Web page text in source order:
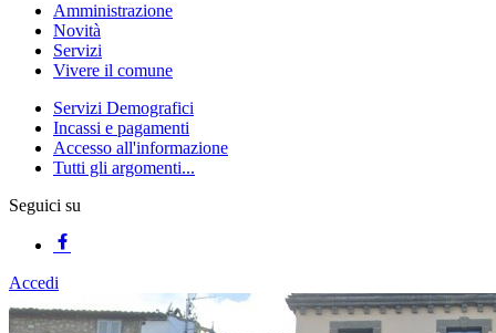
Amministrazione
Novità
Servizi
Vivere il comune
Servizi Demografici
Incassi e pagamenti
Accesso all'informazione
Tutti gli argomenti...
Seguici su
Accedi
Homepage